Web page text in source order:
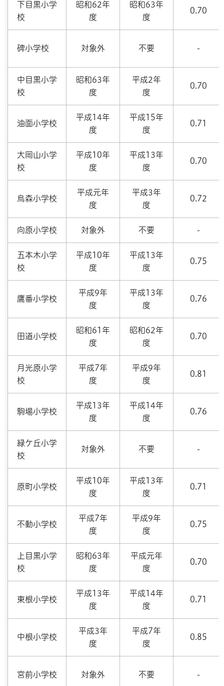
下目黒小学
校
昭和62年
度
昭和63年
度
0.70
碑小学校 対象外 不要 -
中目黒小学
校
昭和63年
度
平成2年
度
0.70
油面小学校
平成14年
度
平成15年
度
0.71
大岡山小学
校
平成10年
度
平成13年
度
0.70
烏森小学校
平成元年
度
平成3年
度
0.72
向原小学校 対象外 不要 -
五本木小学
校
平成10年
度
平成13年
度
0.75
鷹番小学校
平成9年
度
平成13年
度
0.76
田道小学校
昭和61年
度
昭和62年
度
0.70
月光原小学
校
平成7年
度
平成9年
度
0.81
駒場小学校
平成13年
度
平成14年
度
0.76
緑ケ丘小学
校
対象外 不要 -
原町小学校
平成10年
度
平成13年
度
0.71
不動小学校
平成7年
度
平成9年
度
0.75
上目黒小学
校
昭和63年
度
平成元年
度
0.70
東根小学校
平成13年
度
平成14年
度
0.71
中根小学校
平成3年
度
平成7年
度
0.85
宮前小学校 対象外 不要 -